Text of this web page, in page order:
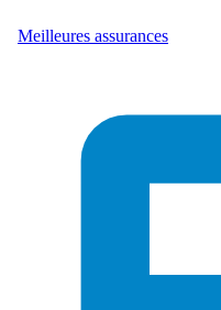
Meilleures assurances